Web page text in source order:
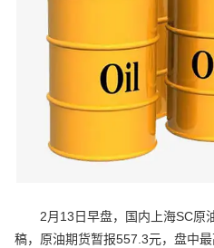
2月13日早盘，国内上海SC原
稿，原油期货暂报557.3元，盘中